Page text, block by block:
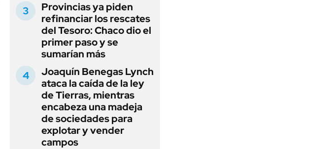
Provincias ya piden
refinanciar los rescates
del Tesoro: Chaco dio el
primer paso y se
sumarían más
Joaquín Benegas Lynch
ataca la caída de la ley
de Tierras, mientras
encabeza una madeja
de sociedades para
explotar y vender
campos